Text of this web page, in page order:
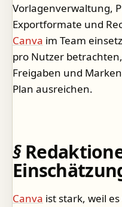
Vorlagenverwaltung,
Exportformate und
Canva im Team
pro Nutzer
Freigaben und
Plan ausreichen.
Canva ist stark, weil